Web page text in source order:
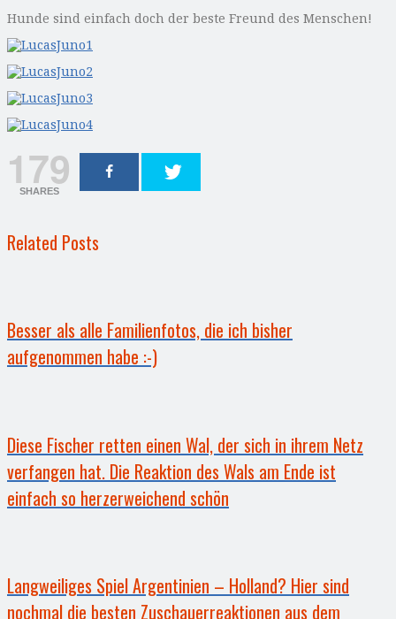
Hunde sind einfach doch der beste Freund des Menschen!
179
SHARES
Related Posts
Besser als alle Familienfotos, die ich bisher
aufgenommen habe :-)
Diese Fischer retten einen Wal, der sich in ihrem Netz
verfangen hat. Die Reaktion des Wals am Ende ist
einfach so herzerweichend schön
Langweiliges Spiel Argentinien – Holland? Hier sind
nochmal die besten Zuschauerreaktionen aus dem